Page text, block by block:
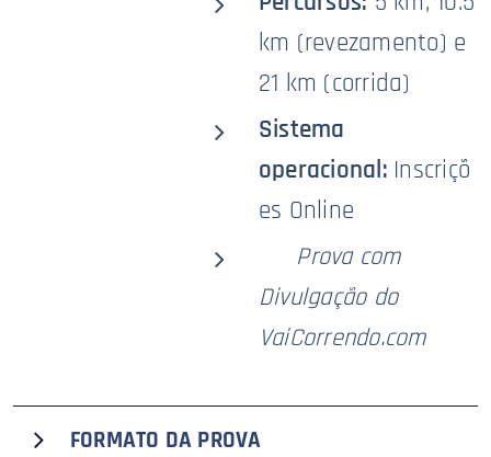
km (revezamento) e
21 km (corrida)
Sistema
operacional: Inscriçõ
es Online
Prova com
Divulgação do
VaiCorrendo.com
FORMATO DA PROVA